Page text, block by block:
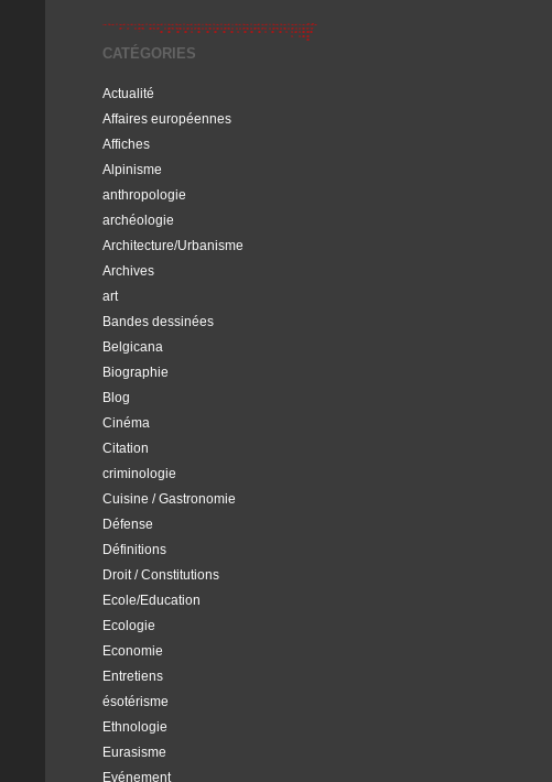
CATÉGORIES
Actualité
Affaires européennes
Affiches
Alpinisme
anthropologie
archéologie
Architecture/Urbanisme
Archives
art
Bandes dessinées
Belgicana
Biographie
Blog
Cinéma
Citation
criminologie
Cuisine / Gastronomie
Défense
Définitions
Droit / Constitutions
Ecole/Education
Ecologie
Economie
Entretiens
ésotérisme
Ethnologie
Eurasisme
Evénement